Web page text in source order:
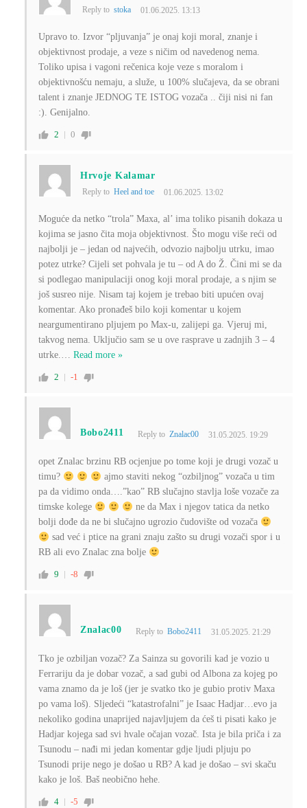
Reply to stoka 01.06.2025. 13:13
Upravo to. Izvor “pljuvanja” je onaj koji moral, znanje i
objektivnost prodaje, a veze s ničim od navedenog nema.
Toliko upisa i vagoni rečenica koje veze s moralom i
objektivnošću nemaju, a služe, u 100% slučajeva, da se obrani
talent i znanje JEDNOG TE ISTOG vozača .. čiji nisi ni fan
:). Genijalno.
2 0
Hrvoje Kalamar
Reply to Heel and toe 01.06.2025. 13:02
Moguće da netko “trola” Maxa, al’ ima toliko pisanih dokaza u
kojima se jasno čita moja objektivnost. Što mogu više reći od
najbolji je – jedan od najvećih, odvozio najbolju utrku, imao
potez utrke? Cijeli set pohvala je tu – od A do Ž. Čini mi se da
si podlegao manipulaciji onog koji moral prodaje, a s njim se
još susreo nije. Nisam taj kojem je trebao biti upućen ovaj
komentar. Ako pronađeš bilo koji komentar u kojem
neargumentirano pljujem po Max-u, zalijepi ga. Vjeruj mi,
takvog nema. Uključio sam se u ove rasprave u zadnjih 3 – 4
utrke.… Read more »
2 -1
Bobo2411 Reply to Znalac00 31.05.2025. 19:29
opet Znalac brzinu RB ocjenjue po tome koji je drugi vozač u
timu?
ajmo staviti nekog “ozbiljnog” vozača u tim
pa da vidimo onda….”kao” RB slučajno stavlja loše vozače za
timske kolege
ne da Max i njegov tatica da netko
bolji dođe da ne bi slučajno ugrozio čudovište od vozača
sad već i ptice na grani znaju zašto su drugi vozači spor i u
RB ali evo Znalac zna bolje
9 -8
Znalac00 Reply to Bobo2411 31.05.2025. 21:29
Tko je ozbiljan vozač? Za Sainza su govorili kad je vozio u
Ferrariju da je dobar vozač, a sad gubi od Albona za kojeg po
vama znamo da je loš (jer je svatko tko je gubio protiv Maxa
po vama loš). Sljedeći “katastrofalni” je Isaac Hadjar…evo ja
nekoliko godina unaprijed najavljujem da ćeš ti pisati kako je
Hadjar kojega sad svi hvale očajan vozač. Ista je bila priča i za
Tsunodu – nađi mi jedan komentar gdje ljudi pljuju po
Tsunodi prije nego je došao u RB? A kad je došao – svi skaču
kako je loš. Baš neobično hehe.
4 -5